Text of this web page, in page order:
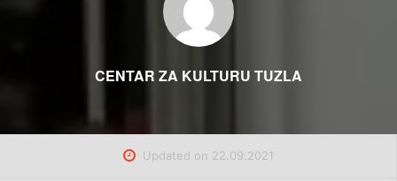
CENTAR ZA KULTURU TUZLA
Updated on 22.09.2021